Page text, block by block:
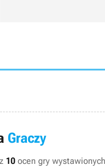
Graczy
10 ocen gry